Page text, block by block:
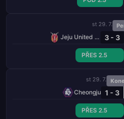
st 29. 7.
Jeju United FC 3 - 3
PŘES 2.5
st 29. 7.
Cheongju 1 - 3
PŘES 2.5